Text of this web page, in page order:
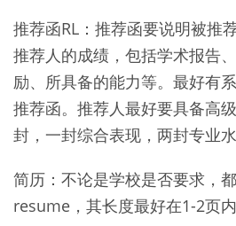
推荐函RL：推荐函要说明被推
推荐人的成绩，包括学术报告
励、所具备的能力等。最好有
推荐函。推荐人最好要具备高
封，一封综合表现，两封专业水
简历：不论是学校是否要求，
resume，其长度最好在1-2页内